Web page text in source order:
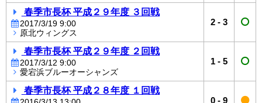
春季市長杯 平成２９年度 ３回戦
2017/3/19 9:00
原北ウィングス
2 - 3
春季市長杯 平成２９年度 ２回戦
2017/3/12 9:00
愛宕浜ブルーオーシャンズ
1 - 5
春季市長杯 平成２８年度 １回戦
0 - 9